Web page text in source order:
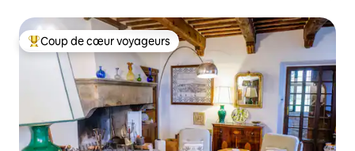
Coups de cœur voyageurs les plus appréciés
Coup de cœur voyageurs